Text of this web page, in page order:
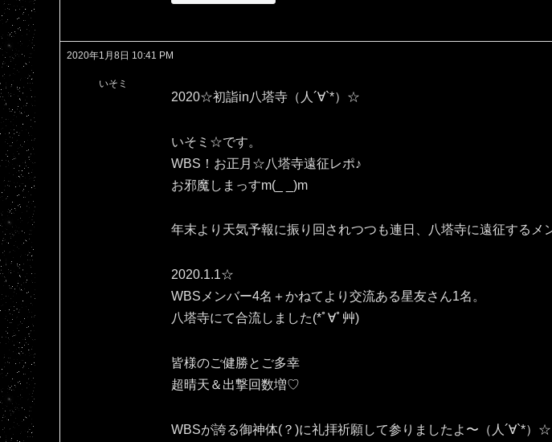
2020年1月8日 10:41 PM
いそミ
2020☆初詣in八塔寺（人´∀`*）☆
いそミ☆です。
WBS！お正月☆八塔寺遠征レポ♪
お邪魔しまっすm(_ _)m
年末より天気予報に振り回されつつも連日、八塔寺に遠征するメ
2020.1.1☆
WBSメンバー4名＋かねてより交流ある星友さん1名。
八塔寺にて合流しました(*ﾟ∀ﾟ艸)
皆様のご健勝とご多幸
超晴天＆出撃回数増♡
WBSが誇る御神体(？)に礼拝祈願して参りましたよ〜（人´∀`*）☆